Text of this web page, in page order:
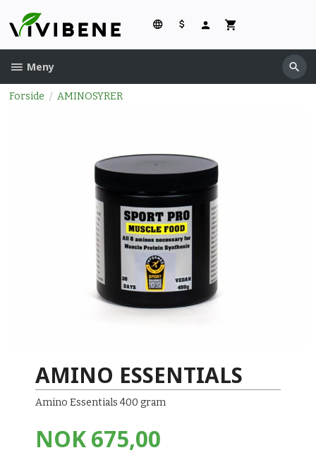
innholdet
Meny
Forside AMINOSYRER
AMINO ESSENTIALS
Amino Essentials 400 gram
Pris
NOK675,00